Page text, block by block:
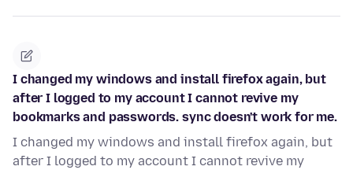
I changed my windows and install firefox again, but
after I logged to my account I cannot revive my
bookmarks and passwords. sync doesn't work for me.
I changed my windows and install firefox again, but
after I logged to my account I cannot revive my